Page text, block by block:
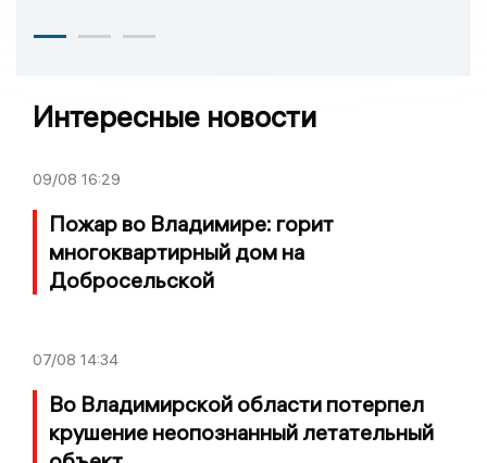
Интересные новости
09/08 16:29
Пожар во Владимире: горит
многоквартирный дом на
Добросельской
07/08 14:34
Во Владимирской области потерпел
крушение неопознанный летательный